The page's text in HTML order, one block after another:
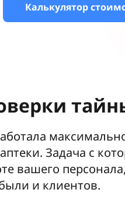
Калькулятор
Задача с
вашего
и клиентов.